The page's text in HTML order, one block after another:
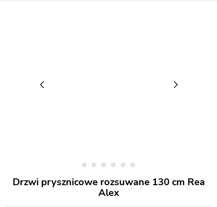
Drzwi prysznicowe rozsuwane 130 cm Rea
Alex